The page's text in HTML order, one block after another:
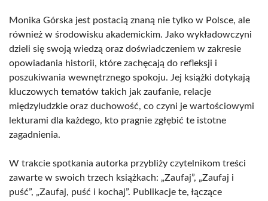
Monika Górska jest postacią znaną nie tylko w Polsce, ale
również w środowisku akademickim. Jako wykładowczyni
dzieli się swoją wiedzą oraz doświadczeniem w zakresie
opowiadania historii, które zachęcają do refleksji i
poszukiwania wewnętrznego spokoju. Jej książki dotykają
kluczowych tematów takich jak zaufanie, relacje
międzyludzkie oraz duchowość, co czyni je wartościowymi
lekturami dla każdego, kto pragnie zgłębić te istotne
zagadnienia.
W trakcie spotkania autorka przybliży czytelnikom treści
zawarte w swoich trzech książkach: „Zaufaj”, „Zaufaj i
puść”, „Zaufaj, puść i kochaj”. Publikacje te, łączące